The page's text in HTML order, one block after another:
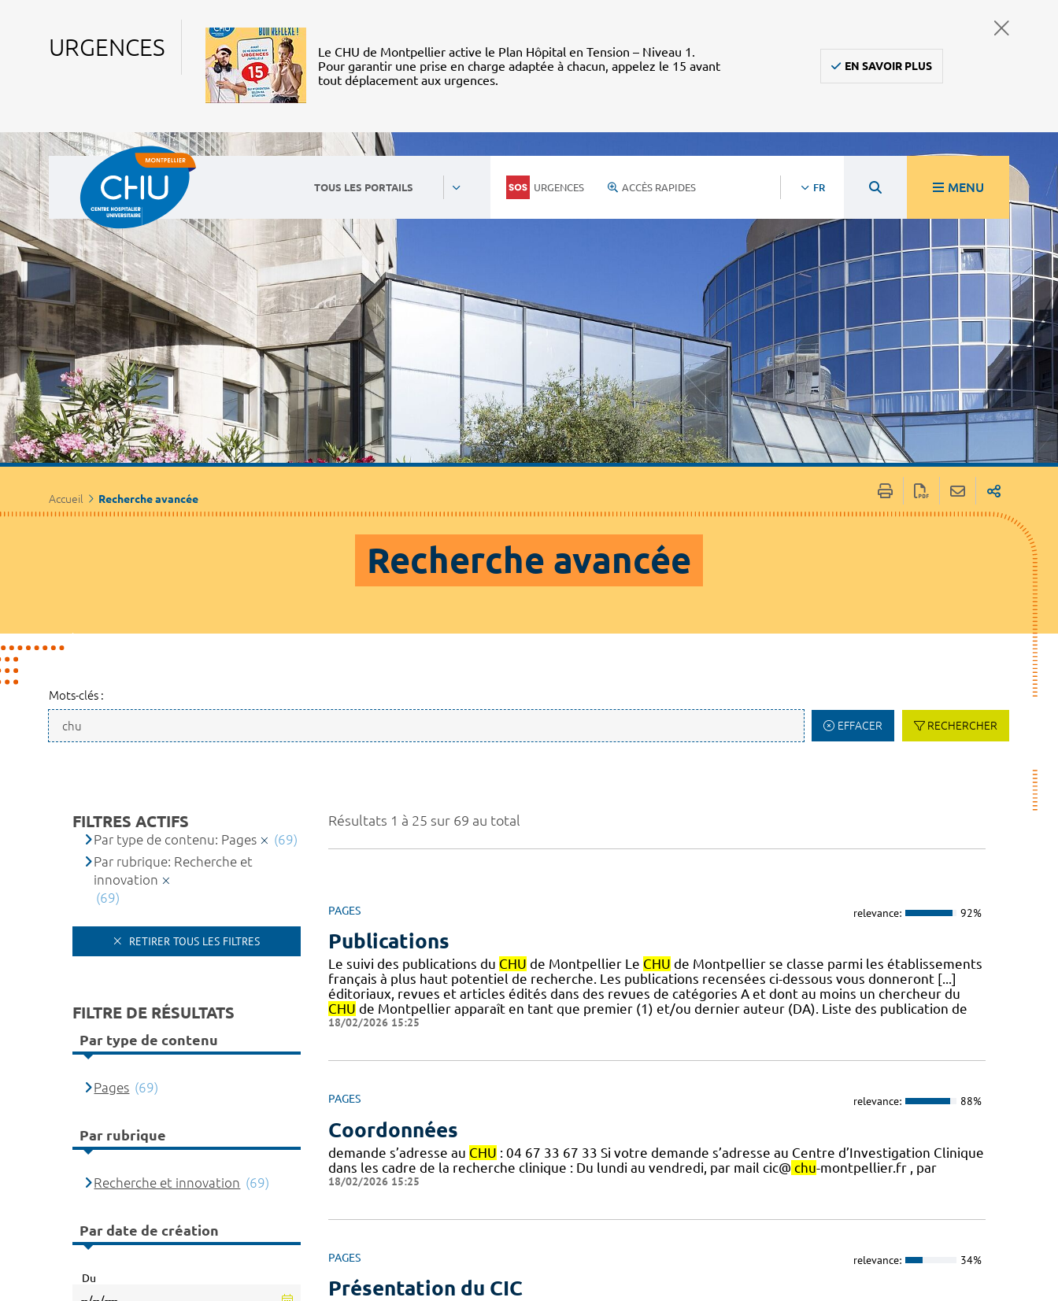
URGENCES
Le CHU de Montpellier active le Plan Hôpital en Tension – Niveau 1.
Pour garantir une prise en charge adaptée à chacun, appelez le 15 avant
tout déplacement aux urgences.
EN SAVOIR PLUS
TOUS LES PORTAILS URGENCES ACCÈS RAPIDES FR MENU
Accueil Recherche avancée
Recherche avancée
Mots-clés :
EFFACER RECHERCHER
Résultats 1 à 25 sur 69 au total
PAGES relevance: 92%
Publications
Le suivi des publications du CHU de Montpellier Le CHU de Montpellier se classe parmi les établissements
français à plus haut potentiel de recherche. Les publications recensées ci-dessous vous donneront [...]
éditoriaux, revues et articles édités dans des revues de catégories A et dont au moins un chercheur du
CHU de Montpellier apparaît en tant que premier (1) et/ou dernier auteur (DA). Liste des publication de
18/02/2026 15:25
PAGES relevance: 88%
Coordonnées
demande s’adresse au CHU : 04 67 33 67 33 Si votre demande s’adresse au Centre d’Investigation Clinique
dans les cadre de la recherche clinique : Du lundi au vendredi, par mail cic@ chu-montpellier.fr , par
18/02/2026 15:25
PAGES relevance: 34%
Présentation du CIC
FILTRES ACTIFS
Par type de contenu: Pages
(69)
Par rubrique: Recherche et
innovation
(69)
RETIRER TOUS LES FILTRES
FILTRE DE RÉSULTATS
Par type de contenu
Pages (69)
Par rubrique
Recherche et innovation (69)
Par date de création
Du